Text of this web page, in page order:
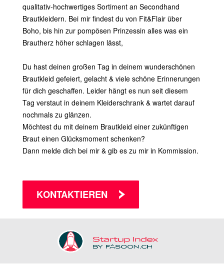
qualitativ-hochwertiges Sortiment an Secondhand
Brautkleidern. Bei mir findest du von Fit&Flair über
Boho, bis hin zur pompösen Prinzessin alles was ein
Brautherz höher schlagen lässt,
Du hast deinen großen Tag in deinem wunderschönen
Brautkleid gefeiert, gelacht & viele schöne Erinnerungen
für dich geschaffen. Leider hängt es nun seit diesem
Tag verstaut in deinem Kleiderschrank & wartet darauf
nochmals zu glänzen.
Möchtest du mit deinem Brautkleid einer zukünftigen
Braut einen Glücksmoment schenken?
Dann melde dich bei mir & gib es zu mir in Kommission.
KONTAKTIEREN